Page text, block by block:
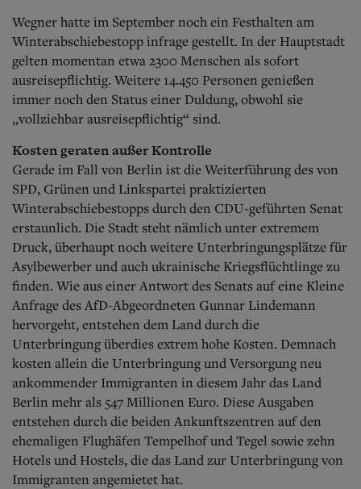
Wegner hatte im September noch ein Festhalten am
Winterabschiebestopp infrage gestellt. In der Hauptstadt
gelten momentan etwa 2300 Menschen als sofort
ausreisepflichtig. Weitere 14.450 Personen genießen
immer noch den Status einer Duldung, obwohl sie
„vollziehbar ausreisepflichtig“ sind.
Kosten geraten außer Kontrolle
Gerade im Fall von Berlin ist die Weiterführung des von
SPD, Grünen und Linkspartei praktizierten
Winterabschiebestopps durch den CDU-geführten Senat
erstaunlich. Die Stadt steht nämlich unter extremem
Druck, überhaupt noch weitere Unterbringungsplätze für
Asylbewerber und auch ukrainische Kriegsflüchtlinge zu
finden. Wie aus einer Antwort des Senats auf eine Kleine
Anfrage des AfD-Abgeordneten Gunnar Lindemann
hervorgeht, entstehen dem Land durch die
Unterbringung überdies extrem hohe Kosten. Demnach
kosten allein die Unterbringung und Versorgung neu
ankommender Immigranten in diesem Jahr das Land
Berlin mehr als 547 Millionen Euro. Diese Ausgaben
entstehen durch die beiden Ankunftszentren auf den
ehemaligen Flughäfen Tempelhof und Tegel sowie zehn
Hotels und Hostels, die das Land zur Unterbringung von
Immigranten angemietet hat.